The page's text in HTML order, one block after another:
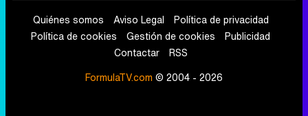
Quiénes somos Aviso Legal
Política de privacidad
Política de cookies
Gestión de cookies
Publicidad
Contactar
RSS
FormulaTV.com © 2004 - 2026